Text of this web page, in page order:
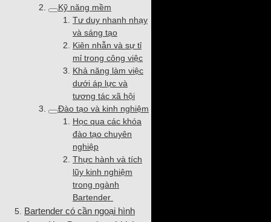
Kỹ năng mềm
Tư duy nhanh nhạy
và sáng tạo
Kiên nhẫn và sự tỉ
mỉ trong công việc
Khả năng làm việc
dưới áp lực và
tương tác xã hội
Đào tạo và kinh nghiệm
Học qua các khóa
đào tạo chuyên
nghiệp
Thực hành và tích
lũy kinh nghiệm
trong ngành
Bartender
Bartender có cần ngoại hình